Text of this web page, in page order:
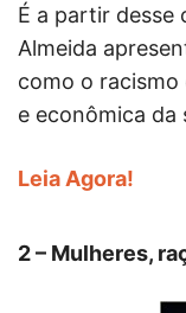
É a partir desse
Almeida
como o
e econômica da
Leia Agora!
2 – Mulheres,